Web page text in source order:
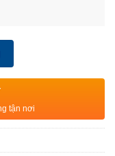
2.0 Megapixel
tận nơi